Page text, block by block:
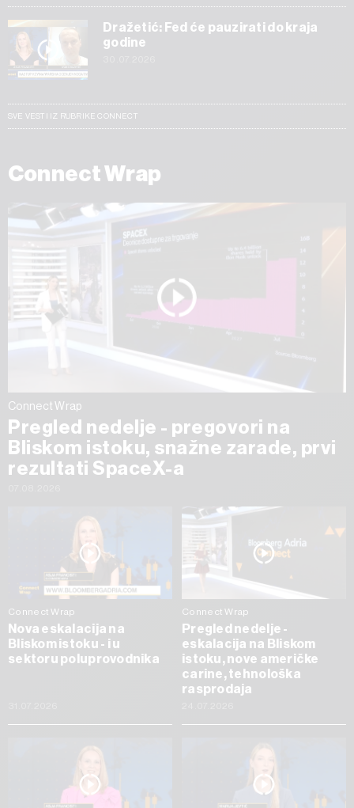
Dražetić: Fed će pauzirati do kraja
godine
SVE VESTI IZ RUBRIKE CONNECT
Connect Wrap
Connect Wrap
Pregled nedelje - pregovori na
Bliskom istoku, snažne zarade, prvi
rezultati SpaceX-a
Connect Wrap
Nova eskalacija na
Bliskom istoku - i u
sektoru poluprovodnika
Connect Wrap
Pregled nedelje -
eskalacija na Bliskom
istoku, nove američke
carine, tehnološka
rasprodaja